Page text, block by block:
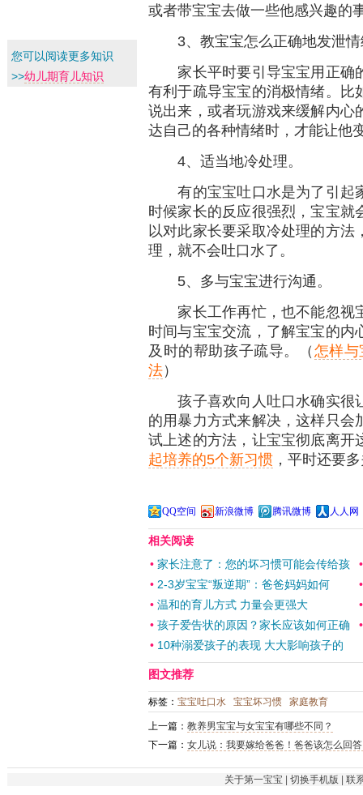
或者带宝宝去做一些他感兴趣的
3、教宝宝怎么正确地发泄情
家长平时要引导宝宝用正确
有利于疏导宝宝的消极情绪。比
说出来，或者玩游戏来缓解内心
达自己的各种情绪时，才能让他
4、适当地冷处理。
有的宝宝吐口水是为了引起
时候家长的反应很强烈，宝宝就
以对此家长要采取冷处理的方法
理，就不会吐口水了。
5、多与宝宝进行沟通。
家长工作再忙，也不能忽视
时间与宝宝交流，了解宝宝的内
及时的帮助孩子疏导。（怎样
法）
孩子喜欢向人吐口水确实很
的用暴力方式来解决，这样只会
试上述的方法，让宝宝彻底离开
起培养的5个新习惯 ，平时还要
QQ空间 新浪微博 腾讯微博 人人网
相关阅读
• 家长注意了：您的坏习惯可能会传给孩
• 2-3岁宝宝“叛逆期”：爸爸妈妈如何
• 温和的育儿方式 力量会更强大
• 孩子爱告状的原因？家长应该如何正确
• 10种溺爱孩子的表现 大大影响孩子的
图文推荐
标签： 宝宝吐口水 宝宝坏习惯 家庭教育
上一篇： 教养男宝宝与女宝宝有哪些不同？
下一篇： 女儿说：我要嫁给爸爸！爸爸该怎么回
您可以阅读更多知识
>>幼儿期育儿知识
关于第一宝宝 | 切换手机版 | 联